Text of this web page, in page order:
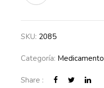
SKU: 2085
Categoría: Medicamento
Share :